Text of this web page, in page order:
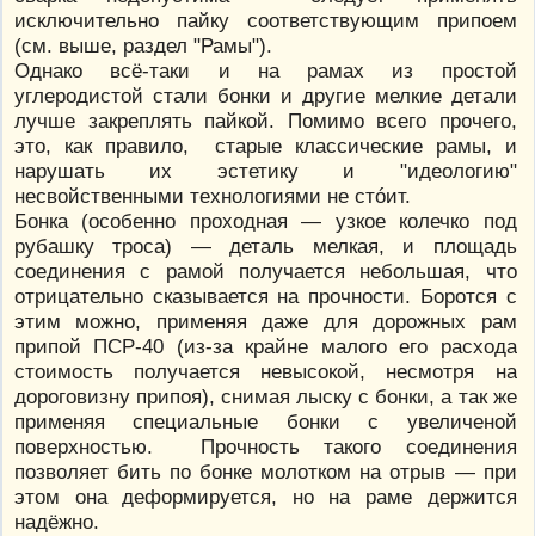
исключительно пайку соответствующим припоем
(см. выше, раздел "Рамы").
Однако всё-таки и на рамах из простой
углеродистой стали бонки и другие мелкие детали
лучше закреплять пайкой. Помимо всего прочего,
это, как правило, старые классические рамы, и
нарушать их эстетику и "идеологию"
несвойственными технологиями не стóит.
Бонка (особенно проходная — узкое колечко под
рубашку троса) — деталь мелкая, и площадь
соединения с рамой получается небольшая, что
отрицательно сказывается на прочности. Боротся с
этим можно, применяя даже для дорожных рам
припой ПСР-40 (из-за крайне малого его расхода
стоимость получается невысокой, несмотря на
дороговизну припоя), снимая лыску с бонки, а так же
применяя специальные бонки с увеличеной
поверхностью. Прочность такого соединения
позволяет бить по бонке молотком на отрыв — при
этом она деформируется, но на раме держится
надёжно.